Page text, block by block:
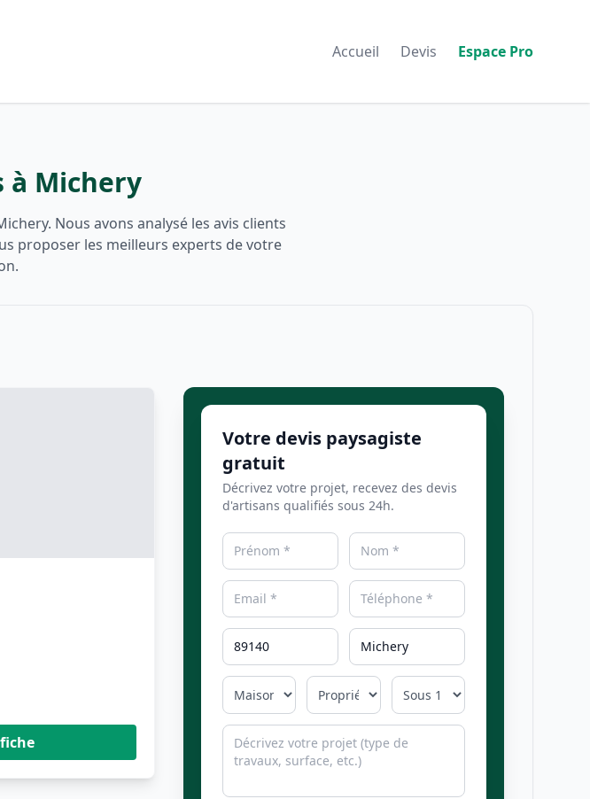
Accueil Devis Espace Pro
à Michery
Nous avons analysé les avis clients
proposer les meilleurs experts de votre
Votre devis paysagiste
gratuit
Décrivez votre projet, recevez des devis
d'artisans qualifiés sous 24h.